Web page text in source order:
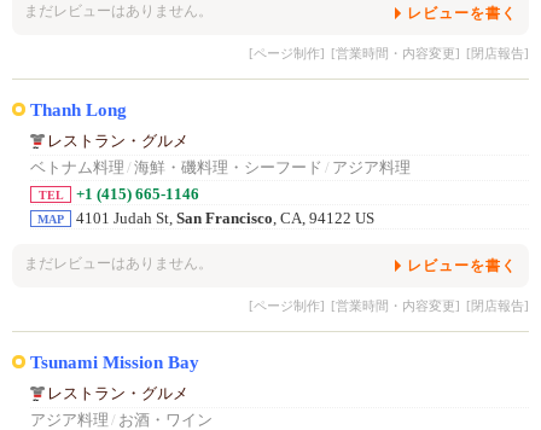
まだレビューはありません。 レビューを書く
[ページ制作] [営業時間・内容変更] [閉店報告]
Thanh Long
レストラン・グルメ
ベトナム料理 / 海鮮・磯料理・シーフード / アジア料理
TEL +1 (415) 665-1146
MAP 4101 Judah St, San Francisco , CA, 94122 US
まだレビューはありません。 レビューを書く
[ページ制作] [営業時間・内容変更] [閉店報告]
Tsunami Mission Bay
レストラン・グルメ
アジア料理 / お酒・ワイン